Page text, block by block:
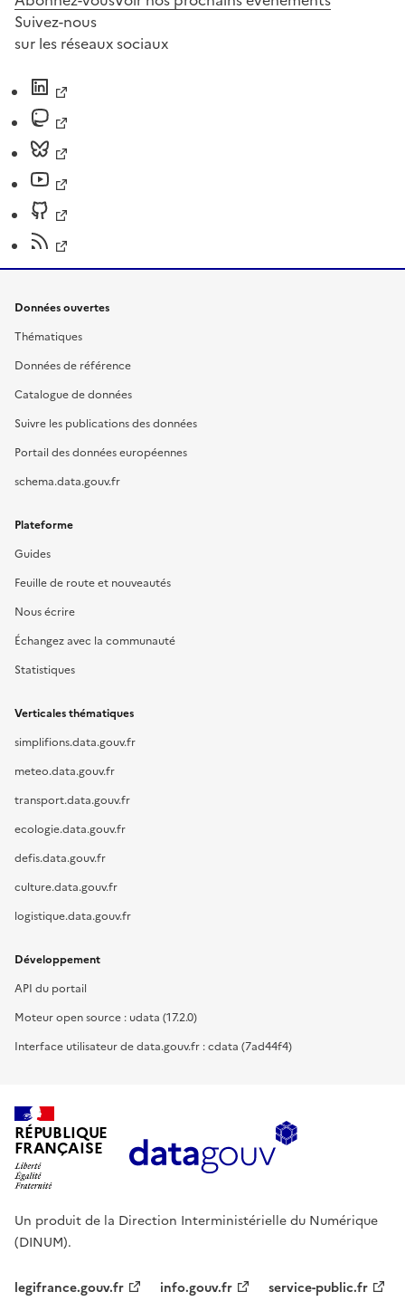
Suivez-nous
sur les réseaux sociaux
Données ouvertes
Thématiques
Données de référence
Catalogue de données
Suivre les publications des données
Portail des données européennes
schema.data.gouv.fr
Plateforme
Guides
Feuille de route et nouveautés
Nous écrire
Échangez avec la communauté
Statistiques
Verticales thématiques
simplifions.data.gouv.fr
meteo.data.gouv.fr
transport.data.gouv.fr
ecologie.data.gouv.fr
defis.data.gouv.fr
culture.data.gouv.fr
logistique.data.gouv.fr
Développement
API du portail
Moteur open source : udata (17.2.0)
Interface utilisateur de data.gouv.fr : cdata (7ad44f4)
RÉPUBLIQUE
FRANÇAISE
Un produit de la Direction Interministérielle du Numérique
(DINUM).
legifrance.gouv.fr info.gouv.fr service-public.fr